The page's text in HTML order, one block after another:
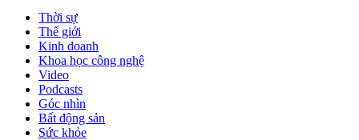
Thời sự
Thế giới
Kinh doanh
Khoa học công nghệ
Video
Podcasts
Góc nhìn
Bất động sản
Sức khỏe